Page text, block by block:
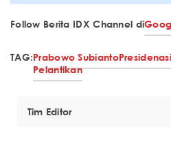
Follow Berita IDX Channel di
TAG:Prabowo SubiantoPresiden
Pelantikan
Tim Editor